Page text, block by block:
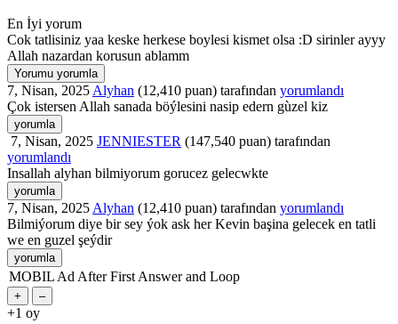
En İyi yorum
Cok tatlisiniz yaa keske herkese boylesi kismet olsa :D sirinler ayyy
Allah nazardan korusun ablamm
7, Nisan, 2025 Alyhan (12,410 puan) tarafından yorumlandı
Çok istersen Allah sanada böýlesini nasip edern gùzel kiz
7, Nisan, 2025 JENNIESTER (147,540 puan) tarafından
yorumlandı
Insallah alyhan bilmiyorum gorucez gelecwkte
7, Nisan, 2025 Alyhan (12,410 puan) tarafından yorumlandı
Bilmiýorum diye bir sey ýok ask her Kevin başina gelecek en tatli
we en guzel şeýdir
MOBIL Ad After First Answer and Loop
+1 oy